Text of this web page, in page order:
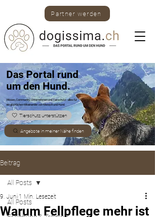
Tierschutz unterstützen
Angebote in meiner Nähe finden
Wissen, Community, Unternehmen und Tierschutz -alles für
ein glückliches Miteinander von Mensch und Hund.
Das Portal rund
um den Hund.
Partner werden
Beitrag
All Posts
All Posts
Warum Fellpflege mehr ist
9. Juni 1 Min. Lesezeit